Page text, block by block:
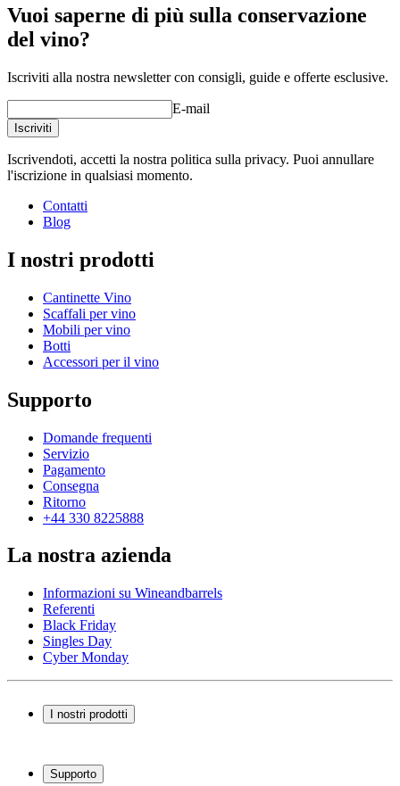
Produttore
Caverack
FinituraRovere
Altezza (cm)59.5
Larghezza (cm)59.5
Profondità (cm)0.5
Peso (kg)
Vuoi saperne di più sulla conservazione
del vino?
Iscriviti alla nostra newsletter con consigli, guide e offerte esclusive.
E-mail
Iscriviti
Iscrivendoti, accetti la nostra politica sulla privacy. Puoi annullare
l'iscrizione in qualsiasi momento.
Contatti
Blog
I nostri prodotti
Cantinette Vino
Scaffali per vino
Mobili per vino
Botti
Accessori per il vino
Supporto
Domande frequenti
Servizio
Pagamento
Consegna
Ritorno
+44 330 8225888
La nostra azienda
Informazioni su Wineandbarrels
Referenti
Black Friday
Singles Day
Cyber Monday
I nostri prodotti
Scaffali per vino
Mobili per vino
Supporto